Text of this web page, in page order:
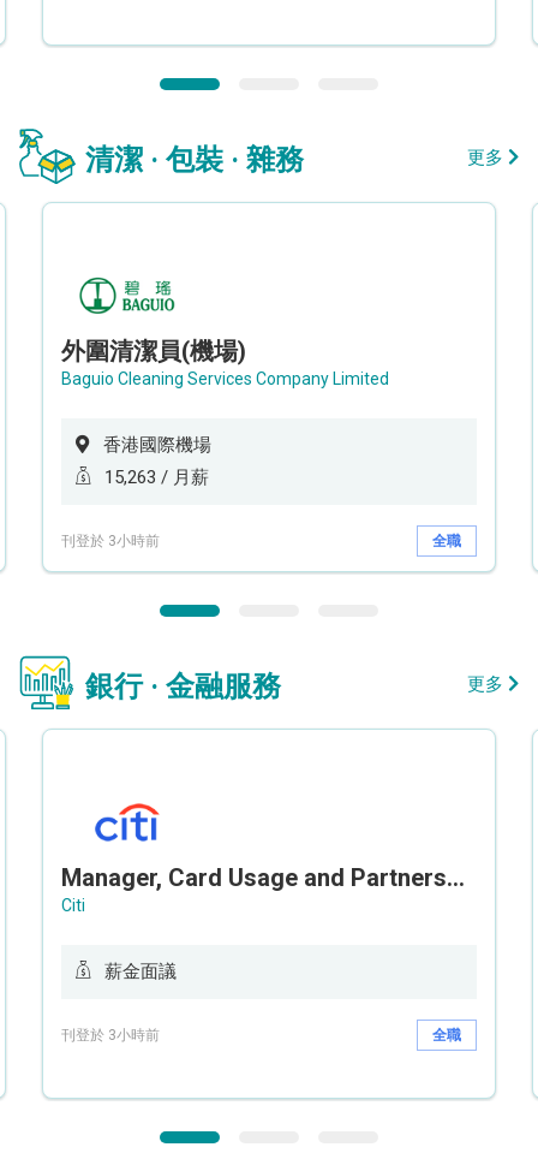
清潔 · 包裝 · 雜務 更多
外圍清潔員(機場)
Baguio Cleaning Services Company Limited
香港國際機場
15,263 / 月薪
刊登於 3小時前 全職
銀行 · 金融服務 更多
Manager, Card Usage and Partnership
Citi
薪金面議
刊登於 3小時前 全職